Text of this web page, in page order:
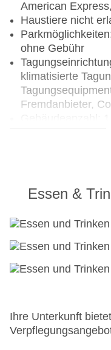
American
Haustiere nicht
ohne Gebühr
klimatisierte
Fremdanbieter,
Landeskategorie:
Essen &
Ihre Unterkunft